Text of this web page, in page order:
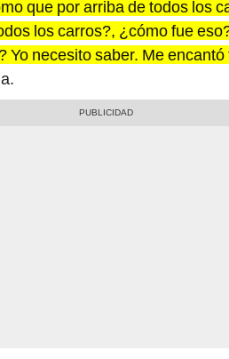
que por arriba de todos los
los carros?, ¿cómo fue
Yo necesito saber. Me encantó